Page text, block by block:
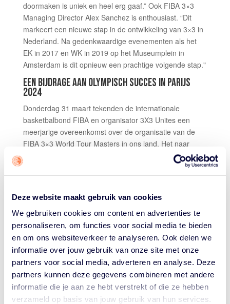
Deze website maakt gebruik van cookies
We gebruiken cookies om content en advertenties te
personaliseren, om functies voor social media te bieden
en om ons websiteverkeer te analyseren. Ook delen we
informatie over jouw gebruik van onze site met onze
partners voor social media, adverteren en analyse. Deze
partners kunnen deze gegevens combineren met andere
informatie die je aan ze hebt verstrekt of die ze hebben
verzameld op basis van jouw gebruik van hun services.
doormaken is uniek en heel erg gaaf.” Ook FIBA 3×3
Managing Director Alex Sanchez is enthousiast. “Dit
markeert een nieuwe stap in de ontwikkeling van 3×3 in
Nederland. Na gedenkwaardige evenementen als het
EK in 2017 en WK in 2019 op het Museumplein in
Amsterdam is dit opnieuw een prachtige volgende stap."
EEN BIJDRAGE AAN OLYMPISCH SUCCES IN PARIJS
2024
Donderdag 31 maart tekenden de internationale
basketbalbond FIBA en organisator 3X3 Unites een
meerjarige overeenkomst over de organisatie van de
FIBA 3×3 World Tour Masters in ons land. Het naar
Nederland halen van dit evenement is een belangrijk
onderdeel in de bredere topsport ambitie waarin 3X3
Unites en de Nederlandse Basketball Bond met elkaar
Parijs willen de organisaties rechtstreekse kwalificatie
afdwingen door een gezamenlijke
evenementenstrategie. Dat behaalt een land
bijvoorbeeld door in de top van de FIBA landenranking
te eindigen. Een resultaat waarin de FIBA 3×3 World
Tour Masters Utrecht een sleutelrol speelt. “3×3 gaat om
tonen van eigenaarschap over je eigen succes. Door de
organisatie van deze World Tour Masters op ons te
nemen pakken we dat eigenaarschap," vertelt Jesper